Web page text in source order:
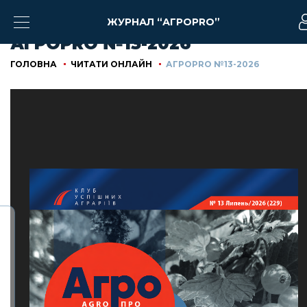
ЖУРНАЛ “АГРОPRO”
АГРОPRO №13-2026
ГОЛОВНА ЧИТАТИ ОНЛАЙН АГРОPRO №13-2026